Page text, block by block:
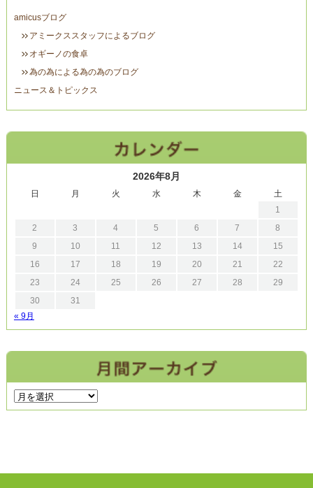
amicusブログ
アミークススタッフによるブログ
オギーノの食卓
為の為による為の為のブログ
ニュース＆トピックス
2026年8月
日 月 火 水 木 金
土
1
2
3 4 5 6 7
8
9
10 11 12 13 14
15
16
17 18 19 20 21
22
23
24 25 26 27 28
29
30
31
« 9月